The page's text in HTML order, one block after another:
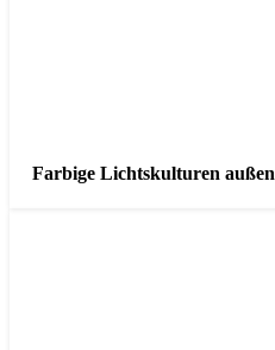
Farbige Lichtskulturen außen